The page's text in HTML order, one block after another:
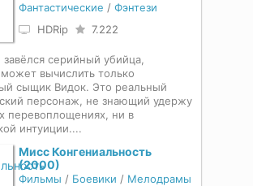
Фантастические / Фэнтези
HDRip
7.222
серийный убийца,
может вычислить только
сыщик Видок. Это реальный
персонаж, не знающий удержу
перевоплощениях, ни в
интуиции....
Мисс Конгениальность
(2000)
Фильмы / Боевики / Мелодрамы